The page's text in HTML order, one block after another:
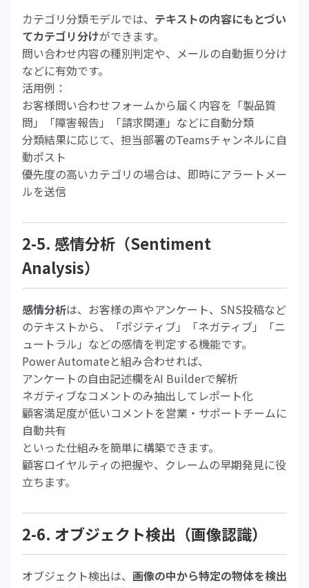
カテゴリ分類モデルでは、 テキストの内容にもとづい
てカテゴリ分けができます。
問い合わせ内容の種別判定や、メールの自動振り分け
などに有効です。
活用例：
お客様問い合わせフォームから届く内容を「製品質
問」「障害報告」「請求関連」などに自動分類
分類結果に応じて、担当部署のTeamsチャンネルに自
動ポスト
優先度の高いカテゴリの場合は、即時にアラートメー
ルを送信
2-5. 感情分析（Sentiment
Analysis）
感情分析は、お客様の声やアンケート、SNS投稿など
のテキストから、「ポジティブ」「ネガティブ」「ニ
ュートラル」などの感情を判定する機能です。
Power Automateと組み合わせれば、
アンケートの自由記述欄をAI Builderで解析
ネガティブなコメントのみ抽出してレポート化
顧客満足度が低いコメントを営業・サポートチームに
自動共有
といった仕組みを簡単に構築できます。
顧客ロイヤルティの把握や、クレームの早期発見に役
立ちます。
2-6. オブジェクト検出（画像認識）
オブジェクト検出は、 画像の中から特定の物体を検出